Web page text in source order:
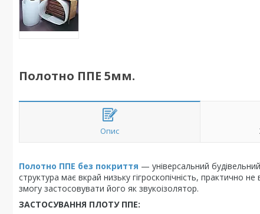
Полотно ППЕ 5мм.
Опис
Полотно ППЕ без покриття — універсальний
структура має вкрай низьку гігроскопічність, практично
змогу застосовувати його як звукоізолятор.
ЗАСТОСУВАННЯ ПЛОТУ ППЕ: